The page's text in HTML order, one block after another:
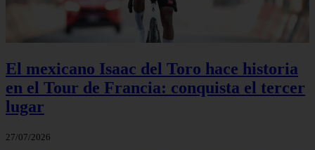
El mexicano Isaac del Toro hace historia
en el Tour de Francia: conquista el tercer
lugar
27/07/2026